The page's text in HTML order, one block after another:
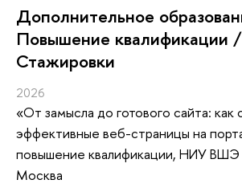
Дополнительное
Повышение квалификации /
Стажировки
2026
«От замысла до готового сайта: как
эффективные веб-страницы на
повышение квалификации, НИУ
Москва